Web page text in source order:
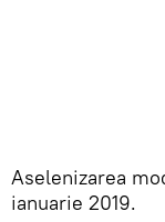
Aselenizarea
ianuarie 2019.